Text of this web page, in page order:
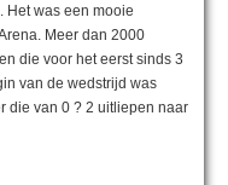
Het was een mooie
Meer dan 2000
die voor het eerst sinds 3
van de wedstrijd was
die van 0 ? 2 uitliepen naar